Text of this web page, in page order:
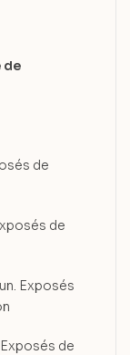
de
de
de
Exposés
de